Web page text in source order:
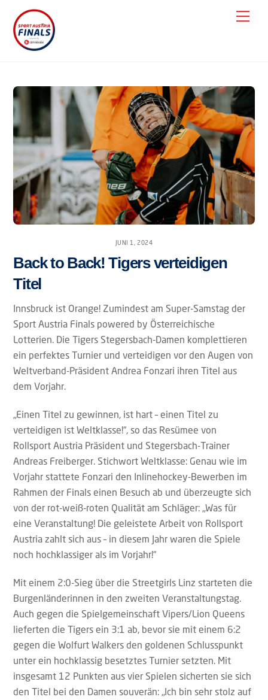
content
JUNI 1, 2024
Back to Back! Tigers verteidigen
Titel
Innsbruck ist Orange! Zumindest am Super-Samstag der
Sport Austria Finals powered by Österreichische
Lotterien. Die Tigers Stegersbach-Damen komplettieren
ein perfektes Turnier und verteidigen vor den Augen von
Weltverband-Präsident Andrea Fonzari ihren Titel aus
dem Vorjahr.
„Einen Titel zu gewinnen, ist hart – einen Titel zu
verteidigen ist Weltklasse!“, so das Resümee von
Rollsport Austria Präsident und Stegersbach-Trainer
Andreas Freiberger. Stichwort Weltklasse: Genau wie im
Vorjahr stattete Fonzari den Inlinehockey-Bewerben im
Rahmen der Finals einen Besuch ab und überzeugte sich
von der rot-weiß-roten Qualität am Schläger: „Was für
eine Veranstaltung! Die geleistete Arbeit von Rollsport
Austria zahlt sich aus – in diesem Jahr waren die Spiele
noch hochklassiger als im Vorjahr!“
Mit einem 2:0-Sieg über die Streetgirls Linz starteten die
Burgenländerinnen in den zweiten Veranstaltungstag.
Auch gegen die Spielgemeinschaft Vipers/Lion Queens
lieferten die Tigers ein 3:1 ab, bevor sie mit einem 6:2
gegen die Wolfurt Walkers den goldenen Schlusspunkt
unter ein hochklassig besetztes Turnier setzten. Mit
insgesamt 12 Punkten aus vier Spielen sicherten sie sich
den Titel bei den Damen souverän: „Ich bin sehr stolz auf